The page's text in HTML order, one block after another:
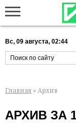
Вс, 09 августа, 02:44
Главная » Архив
АРХИВ ЗА